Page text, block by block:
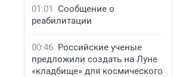
01:01 Сообщение о
реабилитации
00:46 Российские ученые
предложили создать на Луне
«кладбище» для космического